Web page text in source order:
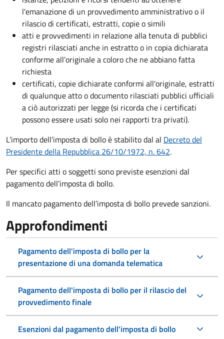
l'emanazione di un provvedimento amministrativo o il
rilascio di certificati, estratti, copie o simili
atti e provvedimenti in relazione alla tenuta di pubblici
registri rilasciati anche in estratto o in copia dichiarata
conforme all’originale a coloro che ne abbiano fatta
richiesta
certificati, copie dichiarate conformi all'originale, estratti
di qualunque atto o documento rilasciati pubblici ufficiali
a ciò autorizzati per legge (si ricorda che i certificati
possono essere usati solo nei rapporti tra privati).
L’importo dell’imposta di bollo è stabilito dal al Decreto del
Presidente della Repubblica 26/10/1972, n. 642.
Per specifici atti o soggetti sono previste esenzioni dal
pagamento dell’imposta di bollo.
Il mancato pagamento dell’imposta di bollo prevede sanzioni.
Approfondimenti
Pagamento dell'imposta di bollo per la
presentazione di una domanda telematica
Pagamento dell'imposta di bollo per il rilascio del
provvedimento finale
Esenzioni dal pagamento dell'imposta di bollo